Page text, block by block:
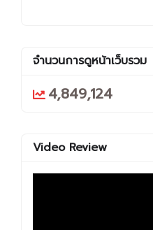
จำนวนการดูหน้าเว็บรวม
4,849,124
Video Review